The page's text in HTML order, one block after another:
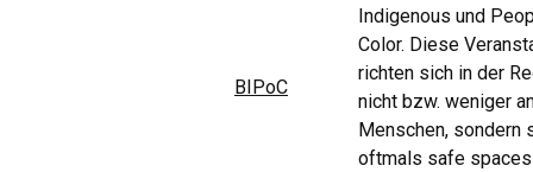
BIPoC
Indigenous und
Color. Diese
richten sich in der
nicht bzw. weniger
Menschen, sondern
oftmals safe